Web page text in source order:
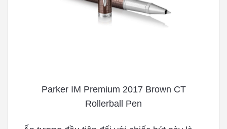
Parker IM Premium 2017 Brown CT
Rollerball Pen